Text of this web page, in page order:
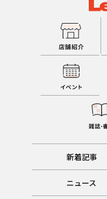
新着記事
ニュース